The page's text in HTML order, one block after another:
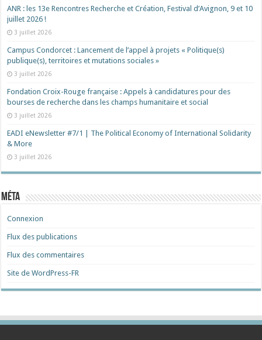
ANR : les 13e Rencontres Recherche et Création, Festival d’Avignon, 9 et 10
juillet 2026 !
3 juillet 2026
Campus Condorcet : Lancement de l’appel à projets « Politique(s)
publique(s), territoires et mutations sociales »
3 juillet 2026
Fondation Croix-Rouge française : Appels à candidatures pour des
bourses de recherche dans les champs humanitaire et social
3 juillet 2026
EADI eNewsletter #7/1 | The Political Economy of International Solidarity
& More
3 juillet 2026
Méta
Connexion
Flux des publications
Flux des commentaires
Site de WordPress-FR